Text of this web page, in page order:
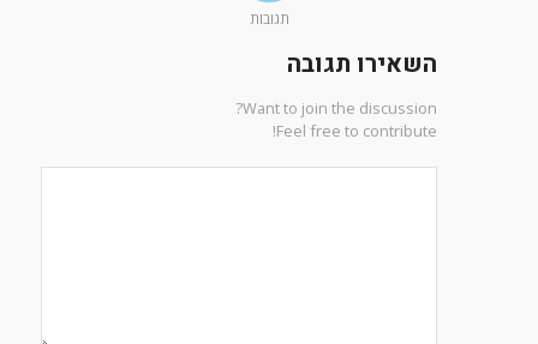
תגובות
השאירו תגובה
Want to join the discussion?
Feel free to contribute!